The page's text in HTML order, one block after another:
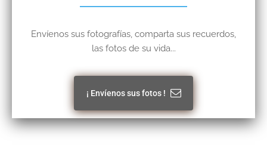
Envíenos sus fotografías, comparta sus recuerdos,
las fotos de su vida...
¡ Envíenos sus fotos !